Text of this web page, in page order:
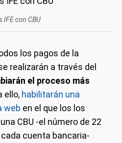
IFE con CBU
los pagos de la
realizarán a través del
el proceso más
ello, habilitarán una
web en el que los los
CBU -el número de 22
cuenta bancaria-